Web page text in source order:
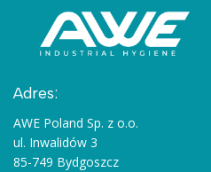
Adres:
AWE Poland Sp. z o.o.
ul. Inwalidów 3
85-749 Bydgoszcz